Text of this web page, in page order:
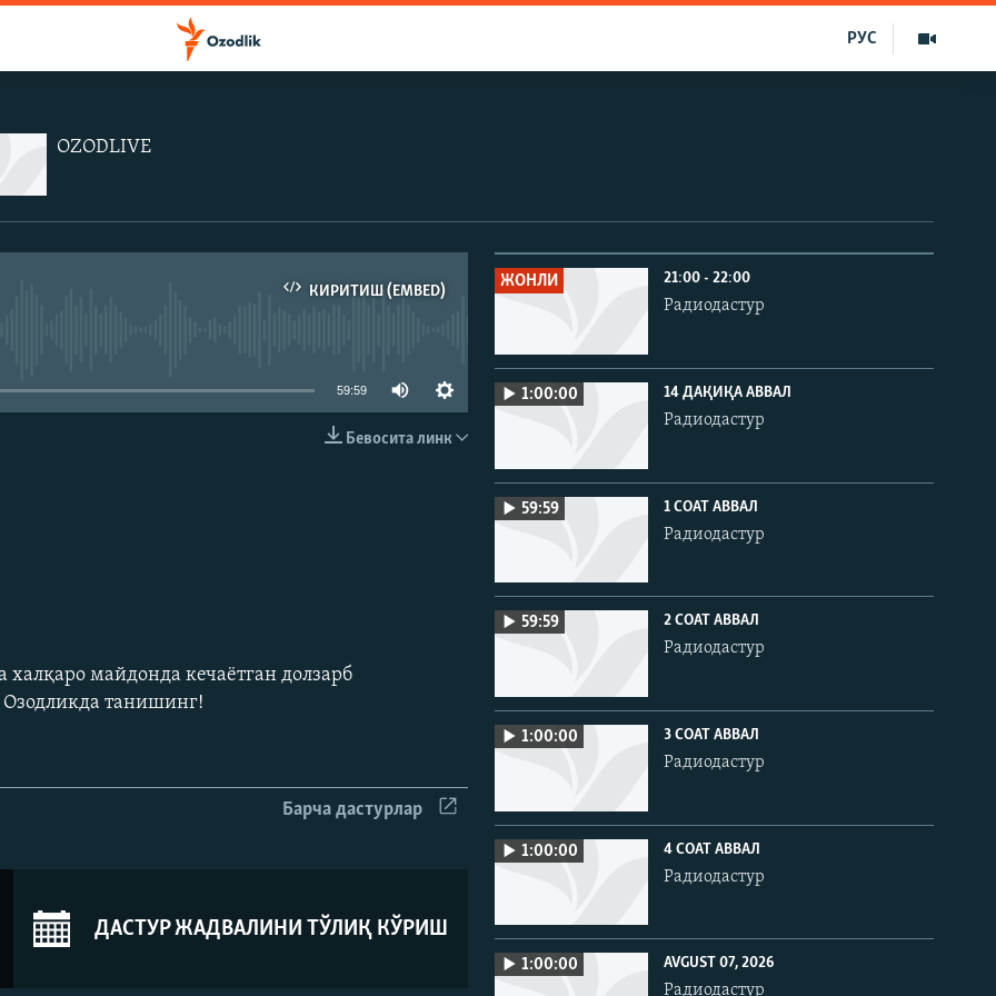
РУС
OZODLIVE
КИРИТИШ (EMBED)
59:59
Бевосита линк
майдонда кечаëтган долзарб
Озодликда танишинг!
Барча дастурлар
ДАСТУР ЖАДВАЛИНИ ТЎЛИҚ КЎРИШ
ЖОНЛИ 21:00 - 22:00
Радиодастур
1:00:00 14 ДАҚИҚА АВВАЛ
Радиодастур
59:59 1 СОАТ АВВАЛ
Радиодастур
59:59 2 СОАТ АВВАЛ
Радиодастур
1:00:00 3 СОАТ АВВАЛ
Радиодастур
1:00:00 4 СОАТ АВВАЛ
Радиодастур
1:00:00 AVGUST 07, 2026
Радиодастур